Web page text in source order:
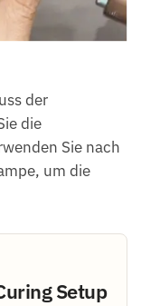
der
die
Sie nach
um die
Setup